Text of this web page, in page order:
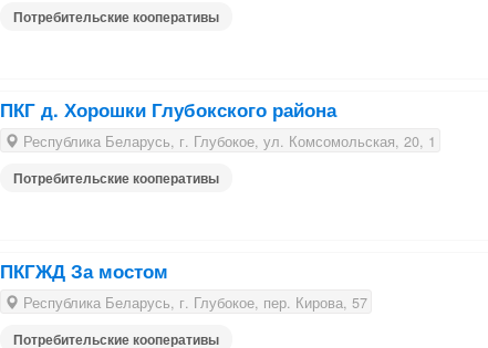
Потребительские кооперативы
ПКГ д. Хорошки Глубокского района
Республика Беларусь, г. Глубокое, ул. Комсомольская, 20, 1
Потребительские кооперативы
ПКГЖД За мостом
Республика Беларусь, г. Глубокое, пер. Кирова, 57
Потребительские кооперативы